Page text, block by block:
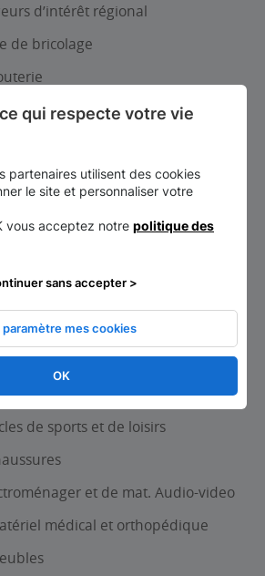
d’intérêt régional
de bricolage
Onglerie
et de biologie médicale
journaux
légers
général et/ou
de sports et de loisirs
et de mat. Audio-video
médical et orthopédique
qui respecte votre vie
partenaires utilisent des cookies
le site et personnaliser votre
vous acceptez notre politique des
OK
paramètre mes cookies
sans accepter >